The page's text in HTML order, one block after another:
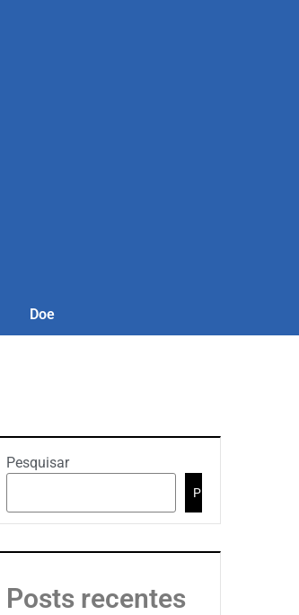
Doe
Pesquisar
Pesquisar
Posts recentes